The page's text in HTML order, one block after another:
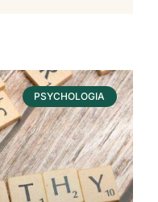
PSYCHOLOGIA